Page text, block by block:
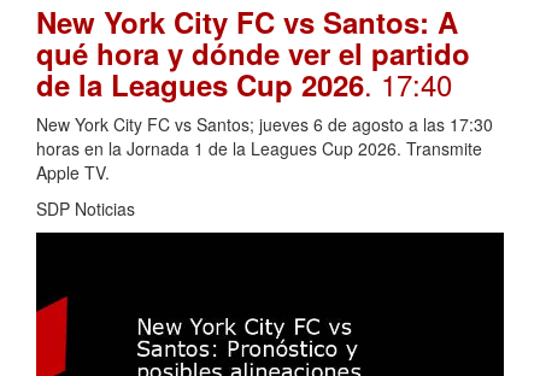
New York City FC vs Santos: A
qué hora y dónde ver el partido
de la Leagues Cup 2026. 17:40
New York City FC vs Santos; jueves 6 de agosto a las 17:30
horas en la Jornada 1 de la Leagues Cup 2026. Transmite
Apple TV.
SDP Noticias